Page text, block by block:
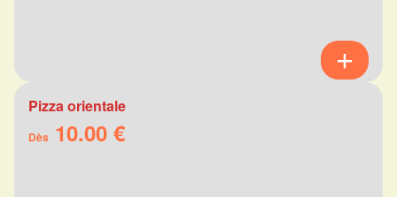
Pizza orientale
Dès 10.00 €